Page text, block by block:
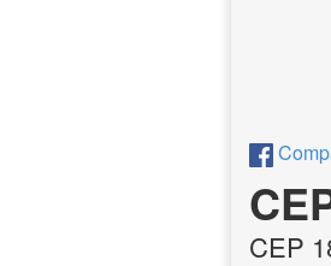
CEP